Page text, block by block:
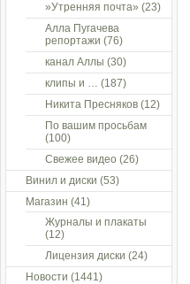
»Утренняя почта» (23)
Алла Пугачева
репортажи (76)
канал Аллы (30)
клипы и … (187)
Никита Пресняков (12)
По вашим просьбам
(100)
Свежее видео (26)
Винил и диски (53)
Магазин (41)
Журналы и плакаты
(12)
Лицензия диски (24)
Новости (1441)